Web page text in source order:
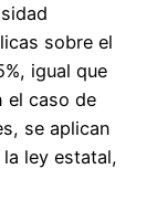
sobre el
igual que
el caso de
se aplican
ley estatal,